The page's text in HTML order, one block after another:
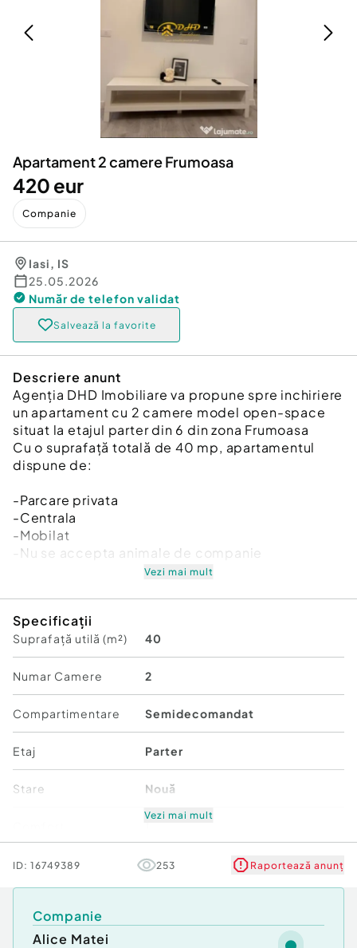
Servicii
Animale de companie
Afaceri și echipamente profesionale
Inchiriere Bunuri si Vehicule
Utilaje agricole si industriale
Piese auto si accesorii
Apartament 2 camere Frumoasa
420 eur
Companie
Iasi, IS
25.05.2026
Număr de telefon validat
Salvează la favorite
Descriere anunt
Agenția DHD Imobiliare va propune spre inchiriere
un apartament cu 2 camere model open-space
situat la etajul parter din 6 din zona Frumoasa
Cu o suprafață totală de 40 mp, apartamentul
dispune de:
-Parcare privata
-Centrala
-Mobilat
-Nu se accepta animale de companie
Se percepe garantie si comision
Mai multe detalii și vizionări la 0726-822-229 (
Alice)
Confort:1
Tip imobil:Bloc de apartamente
Vezi mai mult
Specificații
Suprafață utilă (m²) 40
Numar Camere 2
Compartimentare Semidecomandat
Etaj Parter
Stare Nouă
Vezi mai mult
ID: 16749389 253 Raportează anunț
Companie
Alice Matei